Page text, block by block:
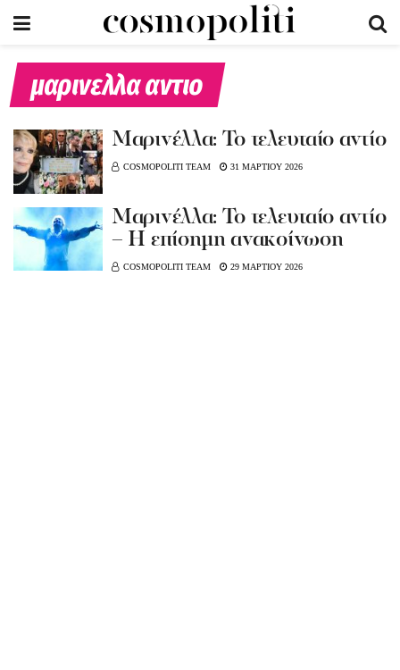
μαρινελλα αντιο
Μαρινέλλα: Το τελευταίο αντίο
COSMOPOLITI TEAM 31 ΜΑΡΤΙΟΥ 2026
Μαρινέλλα: Το τελευταίο αντίο
– Η επίσημη ανακοίνωση
COSMOPOLITI TEAM 29 ΜΑΡΤΙΟΥ 2026